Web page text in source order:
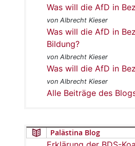
Was will die AfD in
von Albrecht Kieser
Was will die AfD in
Bildung?
von Albrecht Kieser
Was will die AfD in
von Albrecht Kieser
Alle Beiträge des
Palästina Blog